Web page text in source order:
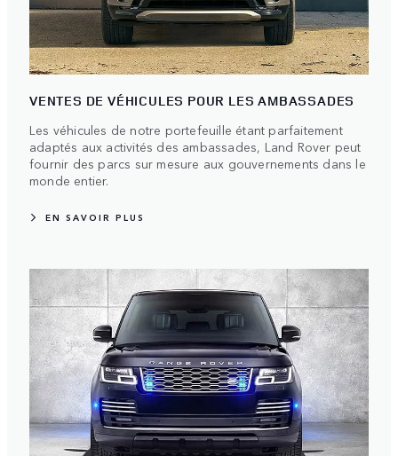
VENTES DE VÉHICULES POUR LES AMBASSADES
Les véhicules de notre portefeuille étant parfaitement
adaptés aux activités des ambassades, Land Rover peut
fournir des parcs sur mesure aux gouvernements dans le
monde entier.
EN SAVOIR PLUS